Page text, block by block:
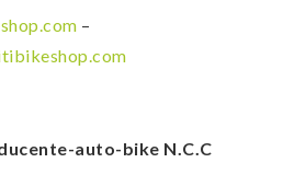
–
auto-bike N.C.C